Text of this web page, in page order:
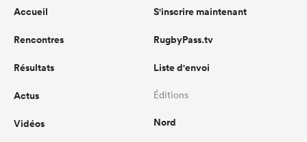
Accueil
Rencontres
Résultats
Actus
Vidéos
S'inscrire maintenant
RugbyPass.tv
Liste d'envoi
Éditions
Nord